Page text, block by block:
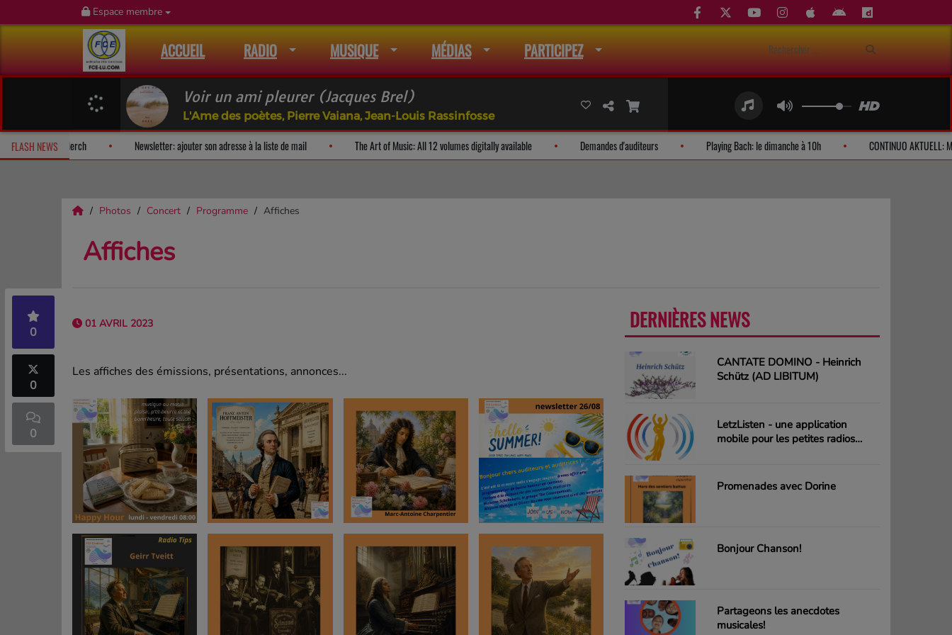
Espace membre
ACCUEIL RADIO MUSIQUE MÉDIAS PARTICIPEZ
Voir un ami pleurer (Jacques Brel)
L'Ame des poètes, Pierre Vaiana, Jean-Louis Rassinfosse
FLASH NEWS Fan Releases & Merch Newsletter: ajouter son adresse à la liste de mail The Art of Music: All 12 volumes digitally available Demandes d'auditeurs Playing Bach: le dimanche à 10h
Photos Concert Programme Affiches
Affiches
0
0
0
01 AVRIL 2023
Les affiches des émissions, présentations, annonces...
DERNIÈRES NEWS
CANTATE DOMINO - Heinrich
Schütz (AD LIBITUM)
LetzListen - une application
mobile pour les petites radios
Promenades avec Dorine
Bonjour Chanson!
Partageons les anecdotes
musicales!